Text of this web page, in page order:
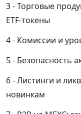
Торговые
ETF-токены
Комиссии и
Безопасность
Листинги и
новинкам